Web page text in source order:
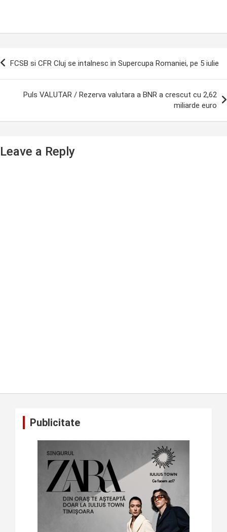
FCSB si CFR Cluj se intalnesc in Supercupa Romaniei, pe 5 iulie
Puls VALUTAR / Rezerva valutara a BNR a crescut cu 2,62
miliarde euro
Leave a Reply
Publicitate